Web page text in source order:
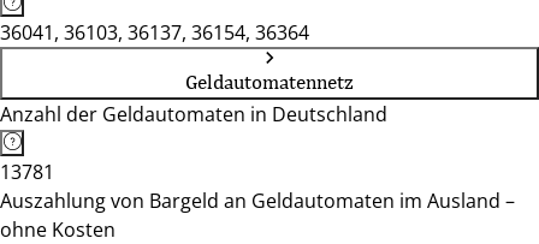
36041, 36103, 36137, 36154, 36364
Geldautomatennetz
Anzahl der Geldautomaten in Deutschland
13781
Auszahlung von Bargeld an Geldautomaten im Ausland –
ohne Kosten